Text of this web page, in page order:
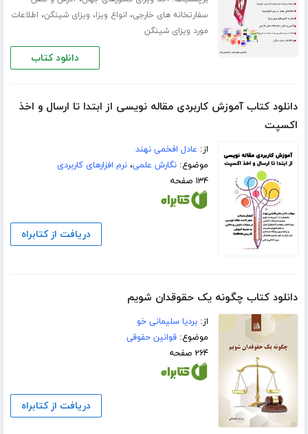
سفارتخانه های خارجی، انواع ویزا، ویزای شینگن، اطلاعات
مورد ویزای شینگن
دانلود کتاب
دانلود کتاب آموزش کاربردی مقاله نویسی از ابتدا تا ارسال و اخذ
اکسپت
از: عادل افخمی نهند
موضوع:نگارش علمی،نرم افزارهای کاربردی
۱۳۴ صفحه
دریافت از کتابراه
دانلود کتاب چگونه یک حقوقدان شویم
از:بردیا سلیمانی خو
موضوع:قوانین حقوقی
۲۶۴ صفحه
دریافت از کتابراه